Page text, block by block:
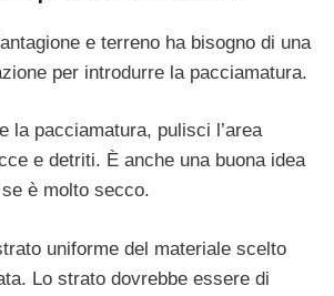
e terreno ha bisogno di una
per introdurre la pacciamatura.
la pacciamatura, pulisci l’area
e detriti. È anche una buona idea
è molto secco.
uniforme del materiale scelto
Lo strato dovrebbe essere di